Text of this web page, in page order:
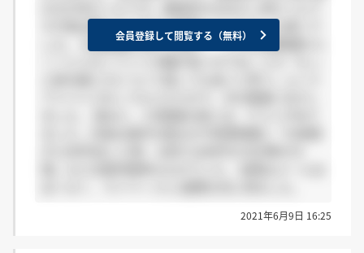
すが話は聞いてくれてて評価してくれている感じで
した。 志望動機を話した後に、「この志望動機なら
会員登録して閲覧する（無料）
2021年6月9日 16:25